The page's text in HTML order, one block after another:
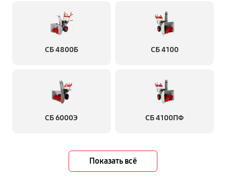
СБ 4800Б СБ 4100
СБ 6000Э СБ 4100ПФ
Показать всё